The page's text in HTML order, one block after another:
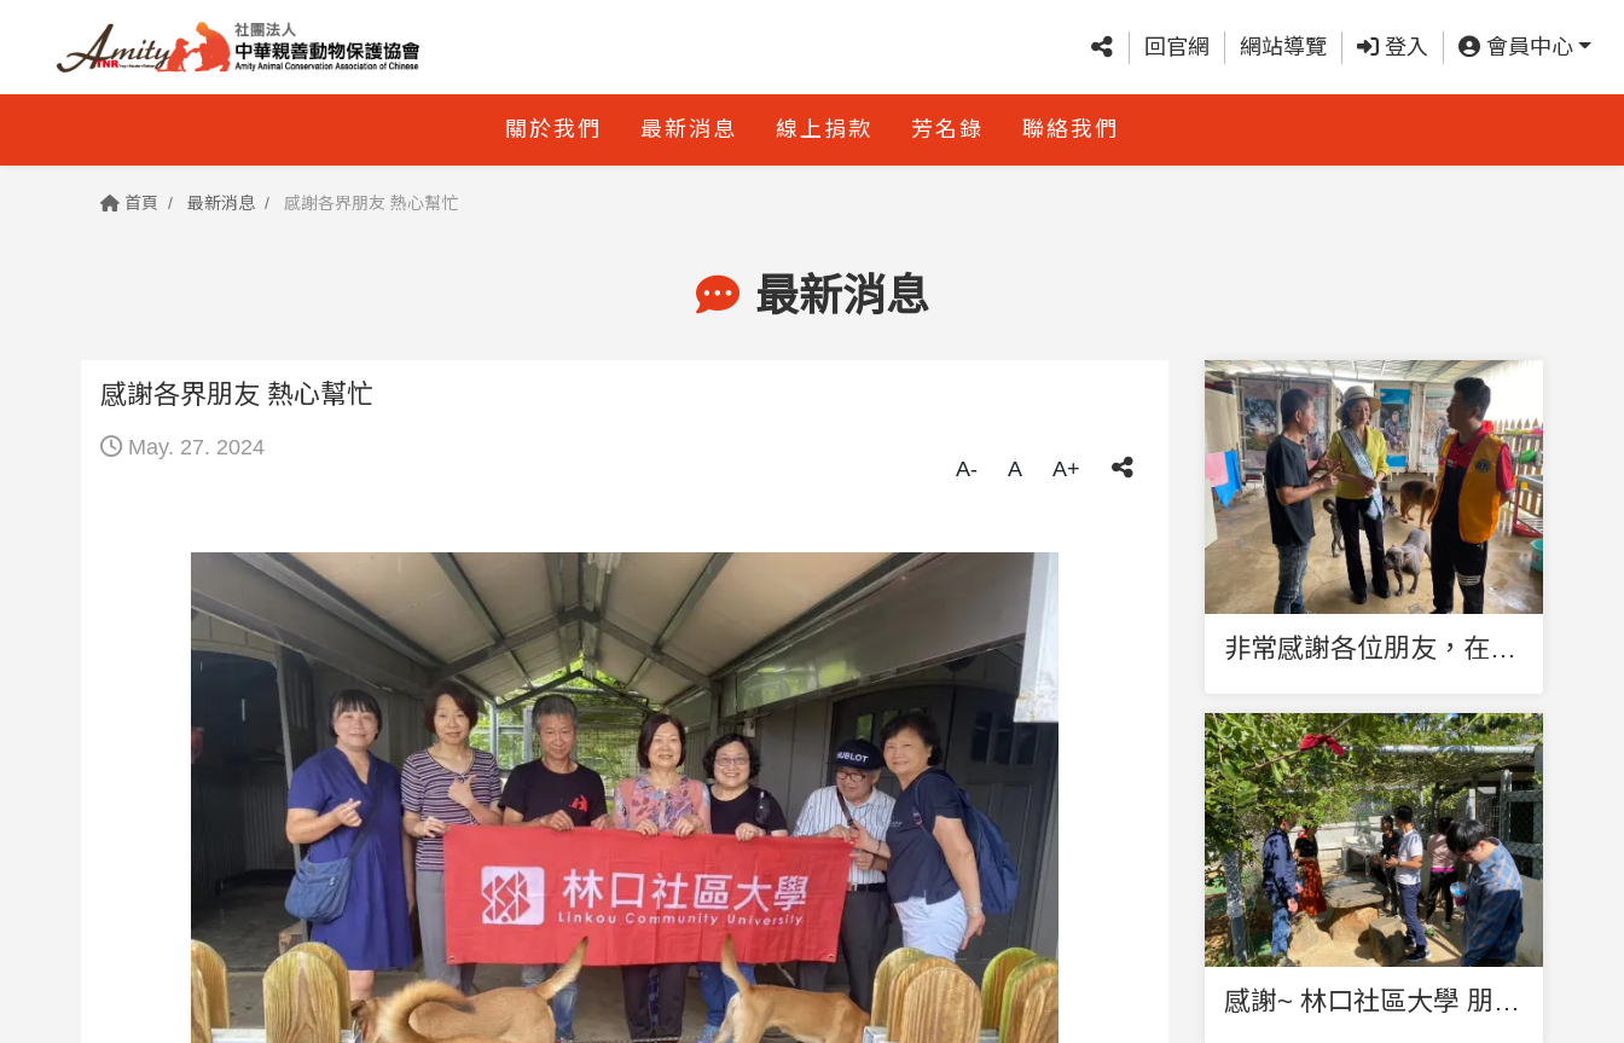
回官網 網站導覽 登入 會員中心
關於我們 最新消息 線上捐款 芳名錄 聯絡我們
首頁 最新消息 感謝各界朋友 熱心幫忙
最新消息
感謝各界朋友 熱心幫忙
May. 27. 2024
A-
A A+
非常感謝各位朋友，在我們最艱難的時刻伸出援手協助
感謝~ 林口社區大學 朋友們 特別前來捐贈善心物資